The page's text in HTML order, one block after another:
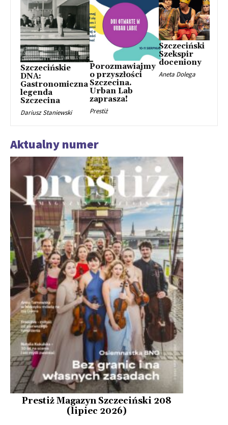
Szczecińskie
DNA:
Gastronomiczna
legenda
Szczecina
Dariusz Staniewski
Porozmawiajmy
o przyszłości
Szczecina.
Urban Lab
zaprasza!
Prestiż
Szczeciński
Szekspir
doceniony
Aneta Dolega
Aktualny numer
Prestiż Magazyn Szczeciński 208
(lipiec 2026)